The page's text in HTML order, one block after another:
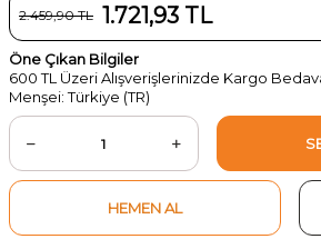
2.459,90TL 1.721,93 TL
Öne Çıkan Bilgiler
600 TL Üzeri Alışverişlerinizde Kargo
Menşei: Türkiye (TR)
HEMEN AL